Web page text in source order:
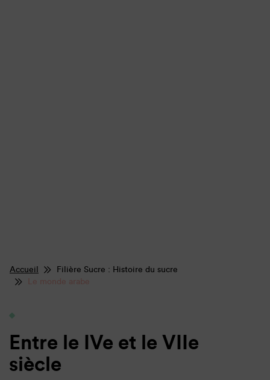
Accueil
Filière Sucre : Histoire du sucre
Le monde arabe
Entre le IVe et le VIIe
siècle